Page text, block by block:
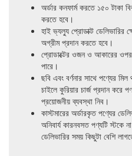
অর্ডার কনফার্ম করতে ১৫০ টাকা
করতে হবে।
হাই ভ্যল্যু প্রোডাক্ট ডেলিভারির
অগ্রীম প্রদান করতে হবে।
প্রোডাক্টের ওজন ও আকারের ওপর
পারে।
ছবি এবং বর্ণনার সাথে পণ্যের
চাইলে কুরিয়ার চার্জ প্রদান করে
প্রয়োজনীয় ব্যবস্থা নিব।
কাস্টমারের অর্ডারকৃত পণ্যের
অনিবার্য কারনবসত পণ্যটি স্টকে
ডেলিভারির সময় কিছুটা বেশি